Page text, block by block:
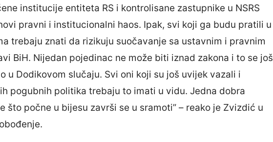
institucije entiteta RS i kontrolisane zastupnike u NSRS
pravni i institucionalni haos. Ipak, svi koji ga budu pratili u
trebaju znati da rizikuju suočavanje sa ustavnim i pravnim
BiH. Nijedan pojedinac ne može biti iznad zakona i to se još
u Dodikovom slučaju. Svi oni koji su još uvijek vazali i
pogubnih politika trebaju to imati u vidu. Jedna dobra
što počne u bijesu završi se u sramoti” – reako je Zvizdić u